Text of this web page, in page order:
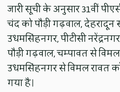
जारी सूची के अनुसार 31वीं
चंद को पौड़ी गढ़वाल,
उधमसिंहनगर, पीटीसी
पौड़ी गढ़वाल, चम्पावत से
उधमसिंहनगर से विमल रावत
गया है।